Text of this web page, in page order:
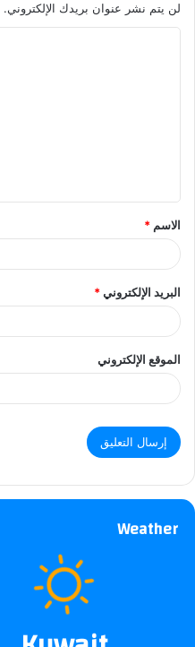
لن يتم نشر عنوان بريدك الإلكتروني.
ق
الاسم *
البريد الإلكتروني*
الموقع الإلكتروني
Weather